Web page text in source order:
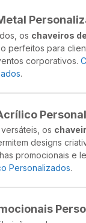
os chaveiros
perfeitos para
corporativos.
.
os
designs
promocionais e
Personalizados.